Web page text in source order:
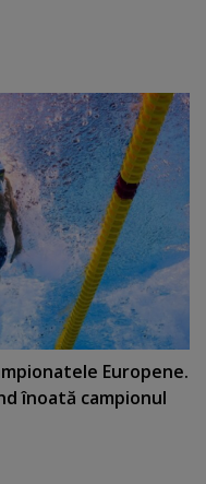
Europene.
înoată campionul